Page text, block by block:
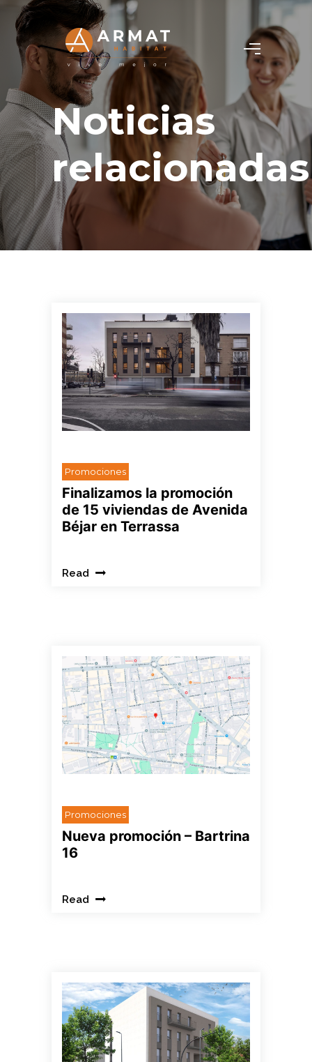
Noticias
relacionadas
Promociones
Finalizamos la promoción
de 15 viviendas de Avenida
Béjar en Terrassa
Read
Promociones
Nueva promoción – Bartrina
16
Read